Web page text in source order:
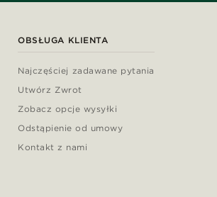
OBSŁUGA KLIENTA
Najczęściej zadawane pytania
Utwórz Zwrot
Zobacz opcje wysyłki
Odstąpienie od umowy
Kontakt z nami